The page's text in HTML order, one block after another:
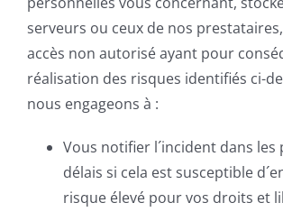
serveurs ou ceux de nos
accès non autorisé ayant pour
réalisation des risques identifiés ci-
nous engageons à :
Vous notifier l´incident dans les
délais si cela est susceptible
risque élevé pour vos droits et